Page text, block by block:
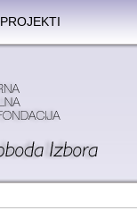
PROJEKTI